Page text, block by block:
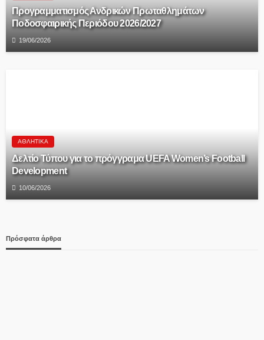
Προγραμματισμός Ανδρικών Πρωταθλημάτων
Ποδοσφαιρικής Περιόδου 2026/2027
19/06/2026
ΑΘΛΗΤΙΚΆ
Δελτίο Τύπου για το πρόγγραμα UEFA Women’s Football
Development
10/06/2026
Πρόσφατα άρθρα